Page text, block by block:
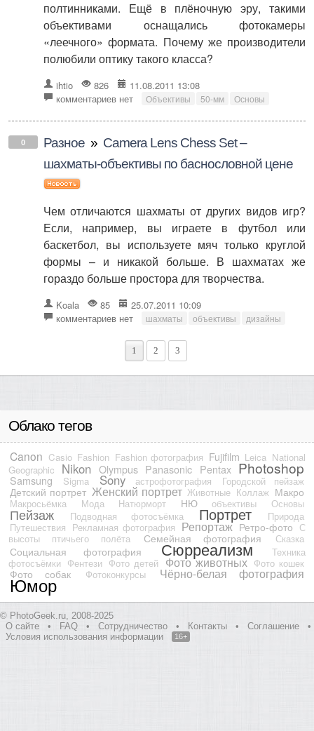
полтинниками. Ещё в плёночную эру, такими
объективами оснащались фотокамеры
«леечного» формата. Почему же производители
полюбили оптику такого класса?
ihtio 826
11.08.2011 13:08
комментариев нет
Объективы 50-мм Основы
0 Разное » Camera Lens Chess Set –
шахматы-объективы по баснословной цене
Чем отличаются шахматы от других видов игр?
Если, например, вы играете в футбол или
баскетбол, вы используете мяч только круглой
формы – и никакой больше. В шахматах же
гораздо больше простора для творчества.
Koala 85
25.07.2011 10:09
комментариев нет
шахматы объективы дизайны
1 2 3
Облако тегов
Canon Casio Fashion Fashion фотография Fujifilm Leica National
Geographic
Nikon Olympus Panasonic Pentax Photoshop
Samsung Sigma Sony астрофотография Городской пейзаж
Детский портрет Женский портрет Животные Коллаж Макро
Макросьёмка Мода Натюрморт НЮ объективы Основы
Пейзаж Подводная фотосъёмка Портрет
Природа
Путешествия Рекламная фотография Репортаж Ретро-фото С
высоты птичьего полёта
Семейная фотография Сказка
Социальная фотография Сюрреализм
Техника
фотосъёмки Фентези Фото детей Фото животных Фото кошек
Фото собак Фотоконкурсы Чёрно-белая фотография
Юмор
© PhotoGeek.ru, 2008-2025
О сайте
• FAQ • Сотрудничество • Контакты • Соглашение
•
Условия использования информации
16+